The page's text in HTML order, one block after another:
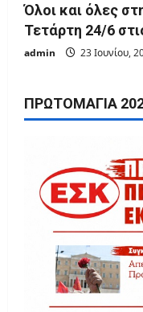
Όλοι και όλες
Τετάρτη 24/6
admin 23 Ιουνίου,
ΠΡΩΤΟΜΑΓΙΆ